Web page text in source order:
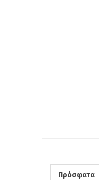
Πρόσφατα